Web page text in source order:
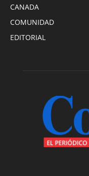
CANADA
COMUNIDAD
EDITORIAL